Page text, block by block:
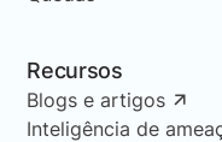
Recursos
Blogs e artigos
Inteligência de